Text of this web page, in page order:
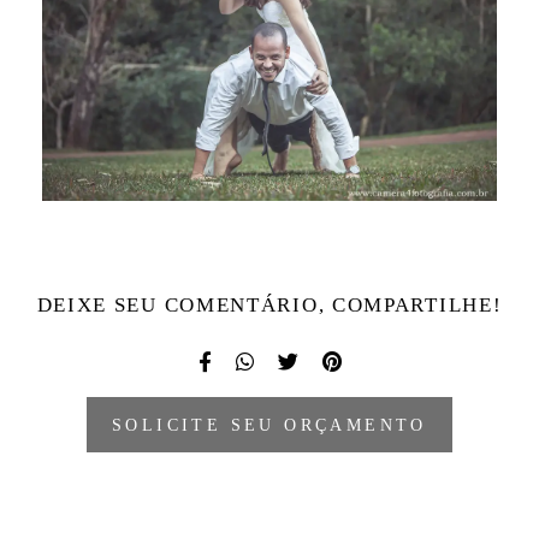
DEIXE SEU COMENTÁRIO, COMPARTILHE!
SOLICITE SEU ORÇAMENTO